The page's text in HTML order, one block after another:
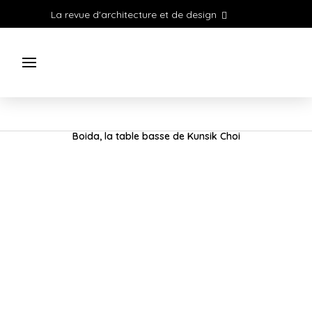
La revue d'architecture et de design
Boida, la table basse de Kunsik Choi